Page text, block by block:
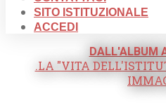
SITO ISTITUZIONALE
ACCEDI
DALL'ALBUM
.LA "VITA